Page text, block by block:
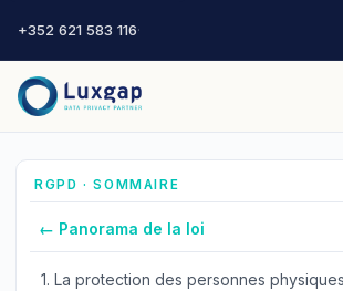
+352 621 583 116·
RGPD · SOMMAIRE
← Panorama de la loi
1. La protection des personnes